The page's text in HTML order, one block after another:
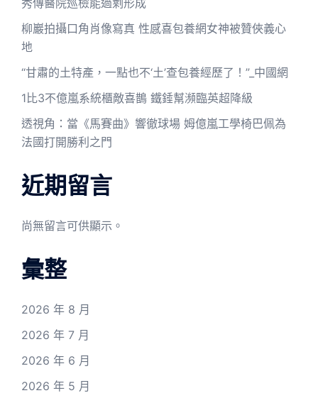
柳巖拍攝口角肖像寫真 性感喜包養網女神被贊俠義心
地
“甘肅的土特產，一點也不‘土’查包養經歷了！”_中國網
1比3不億嵐系統櫃敵喜鵲 鐵錘幫瀕臨英超降級
透視角：當《馬賽曲》響徹球場 姆億嵐工學椅巴佩為
法國打開勝利之門
近期留言
尚無留言可供顯示。
彙整
2026 年 8 月
2026 年 7 月
2026 年 6 月
2026 年 5 月